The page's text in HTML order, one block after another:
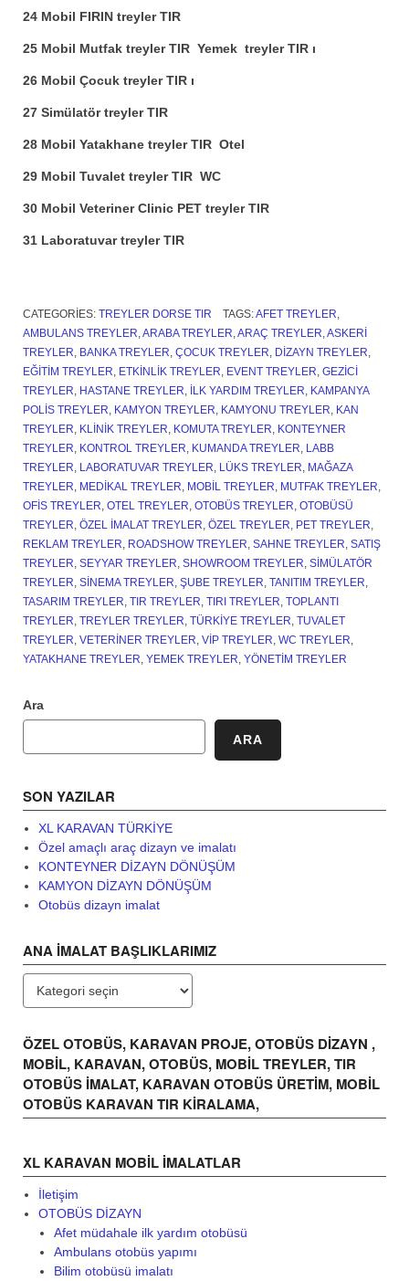
24 Mobil FIRIN treyler TIR
25 Mobil Mutfak treyler TIR Yemek treyler TIR ı
26 Mobil Çocuk treyler TIR ı
27 Simülatör treyler TIR
28 Mobil Yatakhane treyler TIR Otel
29 Mobil Tuvalet treyler TIR WC
30 Mobil Veteriner Clinic PET treyler TIR
31 Laboratuvar treyler TIR
CATEGORIES: TREYLER DORSE TIR TAGS:AFET TREYLER,
AMBULANS TREYLER,ARABA TREYLER,ARAÇ TREYLER,ASKERI
TREYLER, BANKA TREYLER, ÇOCUK TREYLER, DIZAYN TREYLER,
EĞITIM TREYLER, ETKINLIK TREYLER, EVENT TREYLER, GEZICI
TREYLER, HASTANE TREYLER, ILK YARDIM TREYLER, KAMPANYA
POLIS TREYLER, KAMYON TREYLER, KAMYONU TREYLER, KAN
TREYLER, KLINIK TREYLER, KOMUTA TREYLER, KONTEYNER
TREYLER, KONTROL TREYLER, KUMANDA TREYLER, LABB
TREYLER, LABORATUVAR TREYLER, LÜKS TREYLER, MAĞAZA
TREYLER, MEDIKAL TREYLER, MOBIL TREYLER, MUTFAK TREYLER,
OFIS TREYLER, OTEL TREYLER, OTOBÜS TREYLER, OTOBÜSÜ
TREYLER, ÖZEL IMALAT TREYLER, ÖZEL TREYLER, PET TREYLER,
REKLAM TREYLER, ROADSHOW TREYLER, SAHNE TREYLER, SATIŞ
TREYLER, SEYYAR TREYLER, SHOWROOM TREYLER, SIMÜLATÖR
TREYLER, SINEMA TREYLER, ŞUBE TREYLER, TANITIM TREYLER,
TASARIM TREYLER, TIR TREYLER, TIRI TREYLER, TOPLANTI
TREYLER, TREYLER TREYLER, TÜRKIYE TREYLER, TUVALET
TREYLER, VETERINER TREYLER, VIP TREYLER, WC TREYLER,
YATAKHANE TREYLER, YEMEK TREYLER, YÖNETIM TREYLER
Ara
ARA
SON YAZILAR
XL KARAVAN TÜRKİYE
Özel amaçlı araç dizayn ve imalatı
KONTEYNER DİZAYN DÖNÜŞÜM
KAMYON DİZAYN DÖNÜŞÜM
Otobüs dizayn imalat
ANA İMALAT BAŞLIKLARIMIZ
İMALAT
ÖZEL OTOBÜS, KARAVAN PROJE, OTOBÜS DİZAYN ,
MOBİL, KARAVAN, OTOBÜS, MOBİL TREYLER, TIR
OTOBÜS İMALAT, KARAVAN OTOBÜS ÜRETİM, MOBİL
OTOBÜS KARAVAN TIR KİRALAMA,
XL KARAVAN MOBIL IMALATLAR
İletişim
OTOBÜS DİZAYN
Afet müdahale ilk yardım otobüsü
Ambulans otobüs yapımı
Bilim otobüsü imalatı